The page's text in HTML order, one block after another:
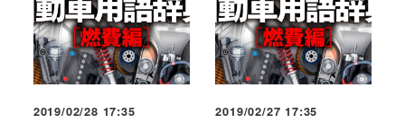
2019/02/28 17:35 2019/02/27 17:35